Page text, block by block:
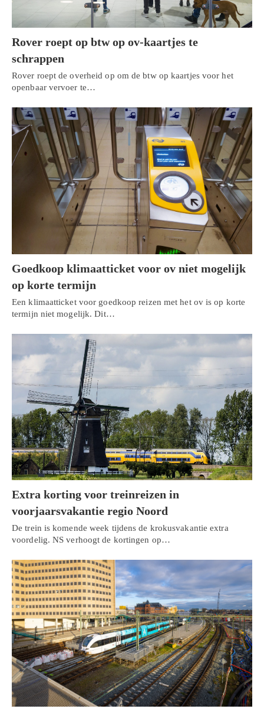
Rover roept op btw op ov-kaartjes te
schrappen
Rover roept de overheid op om de btw op kaartjes voor het
openbaar vervoer te…
Goedkoop klimaatticket voor ov niet mogelijk
op korte termijn
Een klimaatticket voor goedkoop reizen met het ov is op korte
termijn niet mogelijk. Dit…
Extra korting voor treinreizen in
voorjaarsvakantie regio Noord
De trein is komende week tijdens de krokusvakantie extra
voordelig. NS verhoogt de kortingen op…